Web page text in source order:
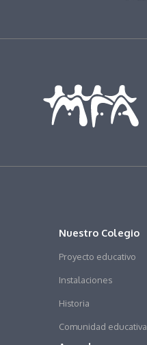
Nuestro Colegio
Proyecto educativo
Instalaciones
Historia
Comunidad educativa